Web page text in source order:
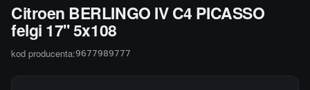
Citroen BERLINGO IV C4 PICASSO
felgi 17'' 5x108
kod producenta:9677989777